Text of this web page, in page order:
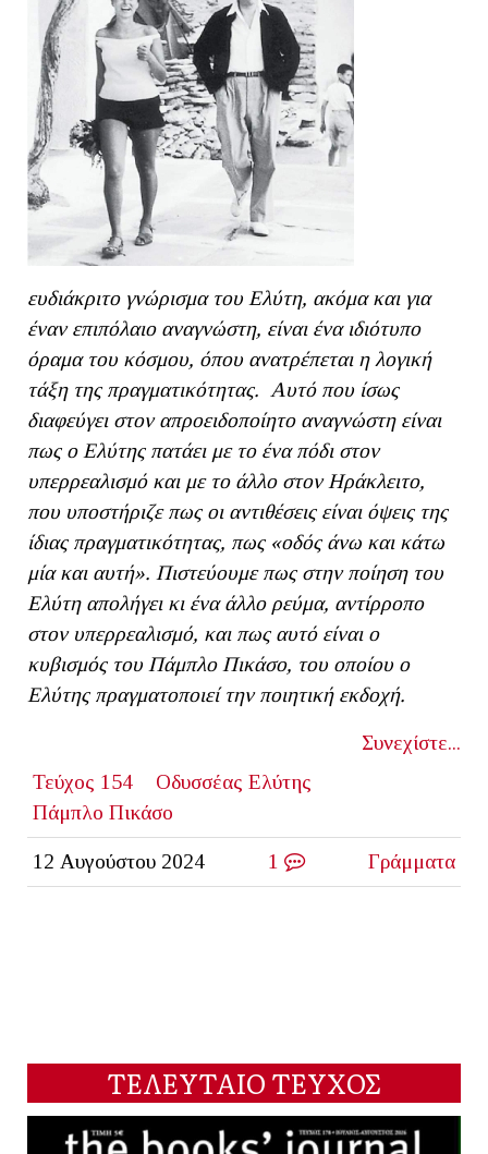
ευδιάκριτο γνώρισμα του Ελύτη, ακόμα και για
έναν επιπόλαιο αναγνώστη, είναι ένα ιδιότυπο
όραμα του κόσμου, όπου ανατρέπεται η λογική
τάξη της πραγματικότητας. Αυτό που ίσως
διαφεύγει στον απροειδοποίητο αναγνώστη είναι
πως ο Ελύτης πατάει με το ένα πόδι στον
υπερρεαλισμό και με το άλλο στον Ηράκλειτο,
που υποστήριζε πως οι αντιθέσεις είναι όψεις της
ίδιας πραγματικότητας, πως «οδός άνω και κάτω
μία και αυτή». Πιστεύουμε πως στην ποίηση του
Ελύτη απολήγει κι ένα άλλο ρεύμα, αντίρροπο
στον υπερρεαλισμό, και πως αυτό είναι ο
κυβισμός του Πάμπλο Πικάσο, του οποίου ο
Ελύτης πραγματοποιεί την ποιητική εκδοχή.
Συνεχίστε...
Τεύχος 154
Οδυσσέας Ελύτης
Πάμπλο Πικάσο
12 Αυγούστου 2024 1 Γράμματα
ΤΕΛΕΥΤΑΙΟ ΤΕΥΧΟΣ